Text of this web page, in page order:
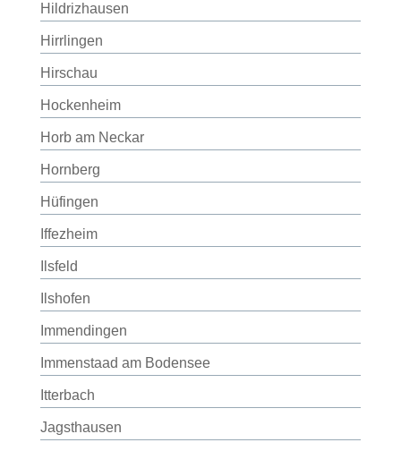
Hildrizhausen
Hirrlingen
Hirschau
Hockenheim
Horb am Neckar
Hornberg
Hüfingen
Iffezheim
Ilsfeld
Ilshofen
Immendingen
Immenstaad am Bodensee
Itterbach
Jagsthausen